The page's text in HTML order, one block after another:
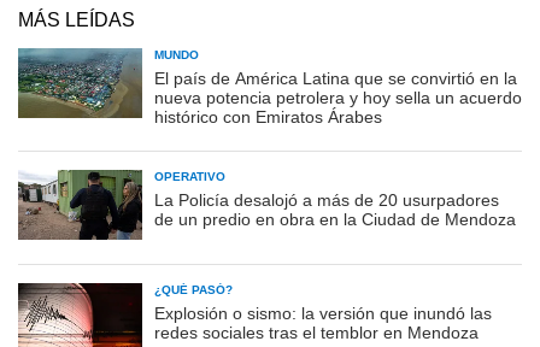
MÁS LEÍDAS
MUNDO
El país de América Latina que se convirtió en la
nueva potencia petrolera y hoy sella un acuerdo
histórico con Emiratos Árabes
OPERATIVO
La Policía desalojó a más de 20 usurpadores
de un predio en obra en la Ciudad de Mendoza
¿QUÉ PASÓ?
Explosión o sismo: la versión que inundó las
redes sociales tras el temblor en Mendoza